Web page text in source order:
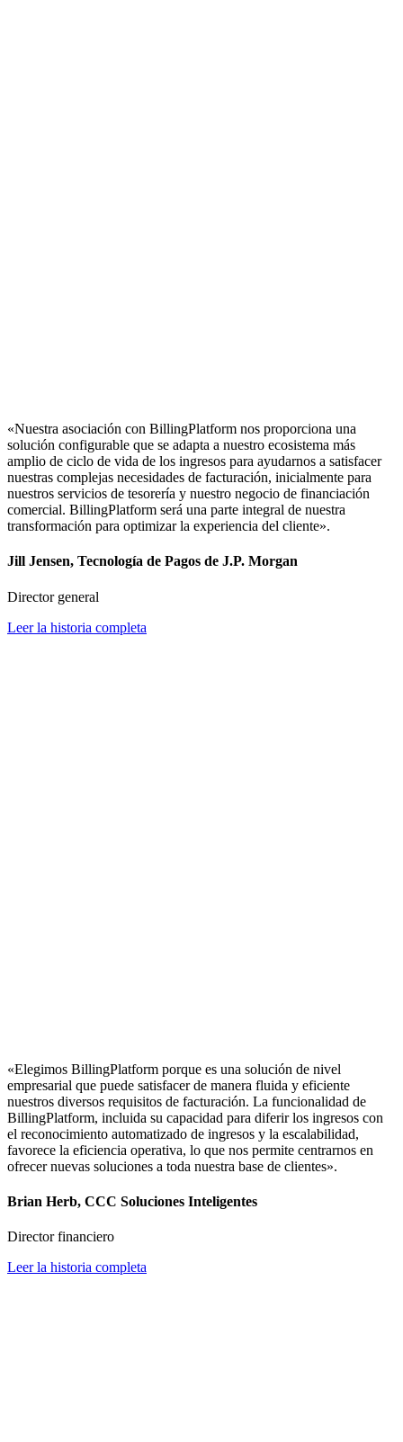
«Nuestra asociación con BillingPlatform nos proporciona una
solución configurable que se adapta a nuestro ecosistema más
amplio de ciclo de vida de los ingresos para ayudarnos a satisfacer
nuestras complejas necesidades de facturación, inicialmente para
nuestros servicios de tesorería y nuestro negocio de financiación
comercial. BillingPlatform será una parte integral de nuestra
transformación para optimizar la experiencia del cliente».
Jill Jensen, Tecnología de Pagos de J.P. Morgan
Director general
Leer la historia completa
«Elegimos BillingPlatform porque es una solución de nivel
empresarial que puede satisfacer de manera fluida y eficiente
nuestros diversos requisitos de facturación. La funcionalidad de
BillingPlatform, incluida su capacidad para diferir los ingresos con
el reconocimiento automatizado de ingresos y la escalabilidad,
favorece la eficiencia operativa, lo que nos permite centrarnos en
ofrecer nuevas soluciones a toda nuestra base de clientes».
Brian Herb, CCC Soluciones Inteligentes
Director financiero
Leer la historia completa